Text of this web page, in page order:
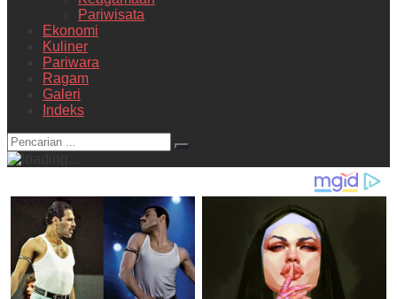
Pariwisata
Ekonomi
Kuliner
Pariwara
Ragam
Galeri
Indeks